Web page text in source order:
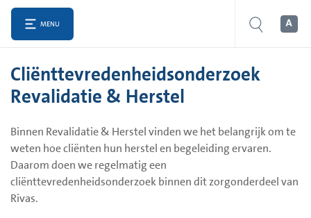
MENU
Cliënttevredenheidsonderzoek
Revalidatie & Herstel
Binnen Revalidatie & Herstel vinden we het belangrijk om te
weten hoe cliënten hun herstel en begeleiding ervaren.
Daarom doen we regelmatig een
cliënttevredenheidsonderzoek binnen dit zorgonderdeel van
Rivas.